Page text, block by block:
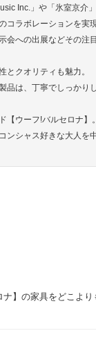
Inc.」や「氷室京介
コラボレーションを実現
会への出展などその注
とクオリティも魅力。
品は、丁寧でしっかり
ウーフ!バルセロナ】。
ンシャス好きな大人を
】の家具をどこより